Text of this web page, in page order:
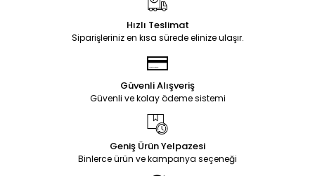
Hızlı Teslimat
Siparişleriniz en kısa sürede elinize ulaşır.
Güvenli Alışveriş
Güvenli ve kolay ödeme sistemi
Geniş Ürün Yelpazesi
Binlerce ürün ve kampanya seçeneği